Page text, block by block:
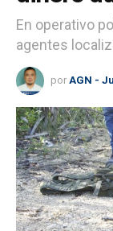
En operativo
agentes
por AGN -